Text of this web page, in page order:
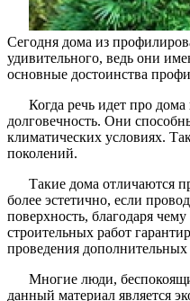
Сегодня дома из
удивительного, ведь они
основные достоинства
Когда речь идет про
долговечность. Они
климатических условиях.
поколений.
Такие дома отличаются
более эстетично, если
поверхность, благодаря
строительных работ
проведения дополнительных
Многие люди,
данный материал является